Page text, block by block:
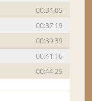
00:34:05
00:37:19
00:39:39
00:41:16
00:44:25